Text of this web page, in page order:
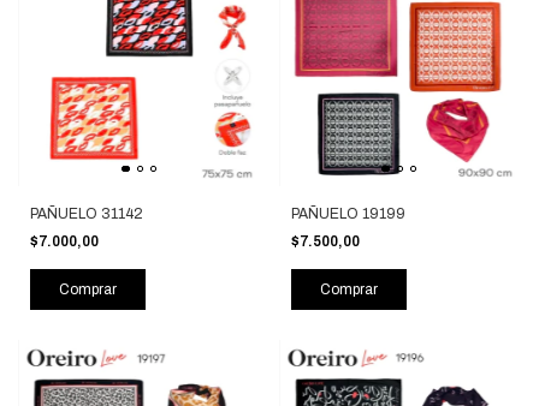
PAÑUELO 31142
$7.000,00
Comprar
PAÑUELO 19199
$7.500,00
Comprar